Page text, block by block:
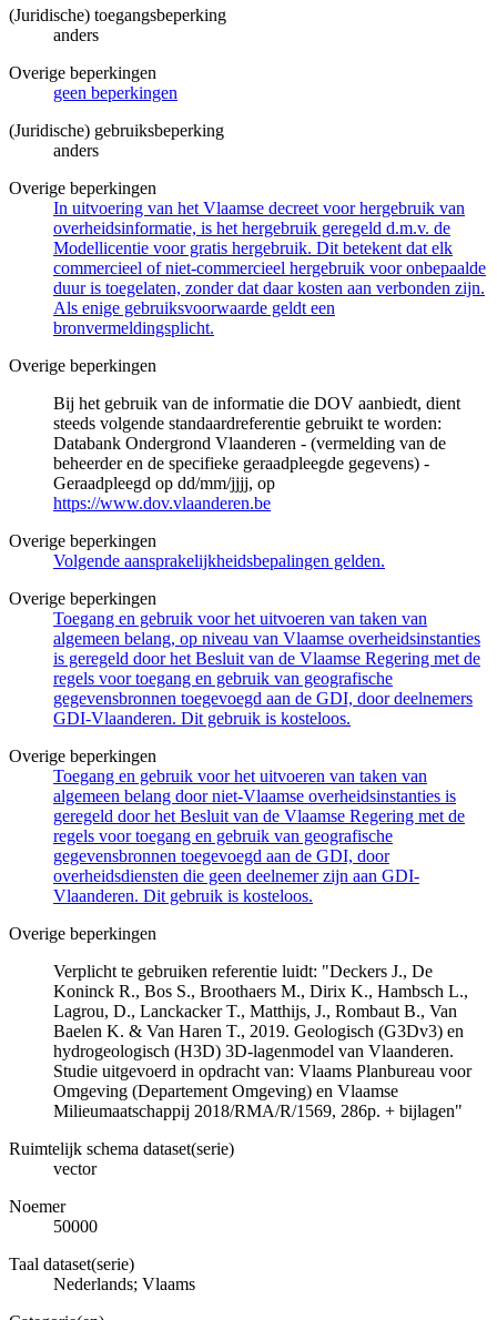
(Juridische) toegangsbeperking
anders
Overige beperkingen
geen beperkingen
(Juridische) gebruiksbeperking
anders
Overige beperkingen
In uitvoering van het Vlaamse decreet voor hergebruik van
overheidsinformatie, is het hergebruik geregeld d.m.v. de
Modellicentie voor gratis hergebruik. Dit betekent dat elk
commercieel of niet-commercieel hergebruik voor onbepaalde
duur is toegelaten, zonder dat daar kosten aan verbonden zijn.
Als enige gebruiksvoorwaarde geldt een
bronvermeldingsplicht.
Overige beperkingen
Bij het gebruik van de informatie die DOV aanbiedt, dient
steeds volgende standaardreferentie gebruikt te worden:
Databank Ondergrond Vlaanderen - (vermelding van de
beheerder en de specifieke geraadpleegde gegevens) -
Geraadpleegd op dd/mm/jjjj, op
https://www.dov.vlaanderen.be
Overige beperkingen
Volgende aansprakelijkheidsbepalingen gelden.
Overige beperkingen
Toegang en gebruik voor het uitvoeren van taken van
algemeen belang, op niveau van Vlaamse overheidsinstanties
is geregeld door het Besluit van de Vlaamse Regering met de
regels voor toegang en gebruik van geografische
gegevensbronnen toegevoegd aan de GDI, door deelnemers
GDI-Vlaanderen. Dit gebruik is kosteloos.
Overige beperkingen
Toegang en gebruik voor het uitvoeren van taken van
algemeen belang door niet-Vlaamse overheidsinstanties is
geregeld door het Besluit van de Vlaamse Regering met de
regels voor toegang en gebruik van geografische
gegevensbronnen toegevoegd aan de GDI, door
overheidsdiensten die geen deelnemer zijn aan GDI-
Vlaanderen. Dit gebruik is kosteloos.
Overige beperkingen
Verplicht te gebruiken referentie luidt: "Deckers J., De
Koninck R., Bos S., Broothaers M., Dirix K., Hambsch L.,
Lagrou, D., Lanckacker T., Matthijs, J., Rombaut B., Van
Baelen K. & Van Haren T., 2019. Geologisch (G3Dv3) en
hydrogeologisch (H3D) 3D-lagenmodel van Vlaanderen.
Studie uitgevoerd in opdracht van: Vlaams Planbureau voor
Omgeving (Departement Omgeving) en Vlaamse
Milieumaatschappij 2018/RMA/R/1569, 286p. + bijlagen"
Ruimtelijk schema dataset(serie)
vector
Noemer
50000
Taal dataset(serie)
Nederlands; Vlaams